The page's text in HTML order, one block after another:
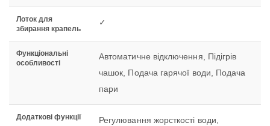
Лоток для
збирання крапель
✓
Функціональні
особливості
Автоматичне відключення, Підігрів
чашок, Подача гарячої води, Подача
пари
Додаткові функції
Регулювання жорсткості води,